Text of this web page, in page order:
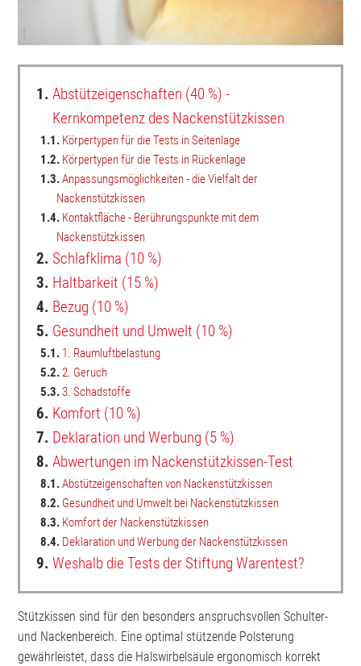
1. Abstützeigenschaften (40 %) -
Kernkompetenz des Nackenstützkissen
1.1. Körpertypen für die Tests in Seitenlage
1.2. Körpertypen für die Tests in Rückenlage
1.3.Anpassungsmöglichkeiten - die Vielfalt der
Nackenstützkissen
1.4. Kontaktfläche - Berührungspunkte mit dem
Nackenstützkissen
2. Schlafklima (10 %)
3. Haltbarkeit (15 %)
4. Bezug (10 %)
5. Gesundheit und Umwelt (10 %)
5.1. 1. Raumluftbelastung
5.2. 2. Geruch
5.3.3. Schadstoffe
6. Komfort (10 %)
7. Deklaration und Werbung (5 %)
8. Abwertungen im Nackenstützkissen-Test
8.1.Abstützeigenschaften von Nackenstützkissen
8.2. Gesundheit und Umwelt bei Nackenstützkissen
8.3. Komfort der Nackenstützkissen
8.4. Deklaration und Werbung der Nackenstützkissen
9. Weshalb die Tests der Stiftung Warentest?
Stützkissen sind für den besonders anspruchsvollen Schulter-
und Nackenbereich. Eine optimal stützende Polsterung
gewährleistet, dass die Halswirbelsäule ergonomisch korrekt